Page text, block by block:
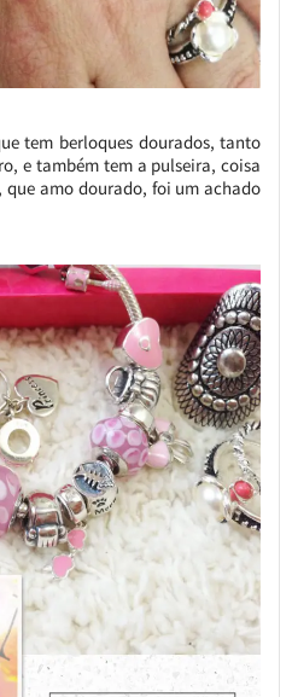
tem berloques dourados, tanto
e também tem a pulseira, coisa
amo dourado, foi um achado